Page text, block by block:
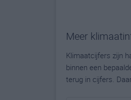
Meer
Klimaatcijfers zijn
binnen een
terug in cijfers.